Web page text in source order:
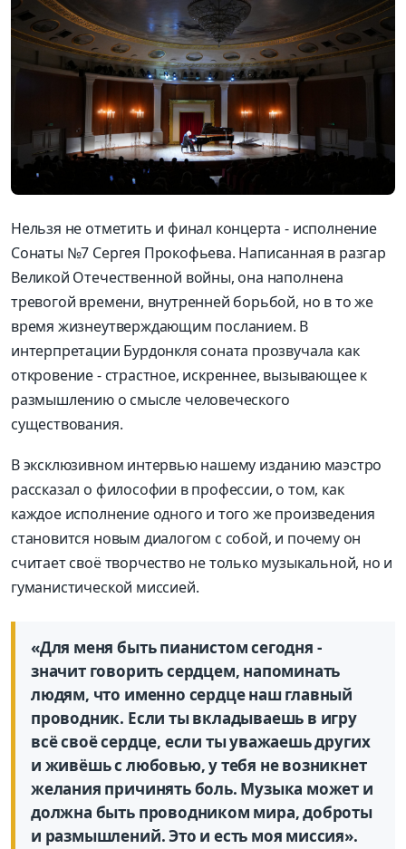
Нельзя не отметить и финал концерта - исполнение
Сонаты №7 Сергея Прокофьева. Написанная в разгар
Великой Отечественной войны, она наполнена
тревогой времени, внутренней борьбой, но в то же
время жизнеутверждающим посланием. В
интерпретации Бурдонкля соната прозвучала как
откровение - страстное, искреннее, вызывающее к
размышлению о смысле человеческого
существования.
В эксклюзивном интервью нашему изданию маэстро
рассказал о философии в профессии, о том, как
каждое исполнение одного и того же произведения
становится новым диалогом с собой, и почему он
считает своё творчество не только музыкальной, но и
гуманистической миссией.
«Для меня быть пианистом сегодня -
значит говорить сердцем, напоминать
людям, что именно сердце наш главный
проводник. Если ты вкладываешь в игру
всё своё сердце, если ты уважаешь других
и живёшь с любовью, у тебя не возникнет
желания причинять боль. Музыка может и
должна быть проводником мира, доброты
и размышлений. Это и есть моя миссия».